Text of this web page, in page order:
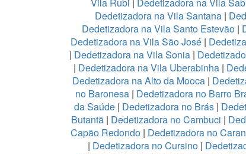
Dedetizadora na Vila Santana |
Dedetizadora na Vila Santo Estevão |
Dedetizadora na Vila São José |
| Dedetizadora na Vila Sonia |
| Dedetizadora na Vila Uberabinha|
Dedetizadora na Alto da Mooca|
no Baronesa| Dedetizadora no Barro
da Saúde| Dedetizadora no Brás|
Butantã | Dedetizadora no Cambuci |
Capão Redondo | Dedetizadora no
| Dedetizadora no Cursino|